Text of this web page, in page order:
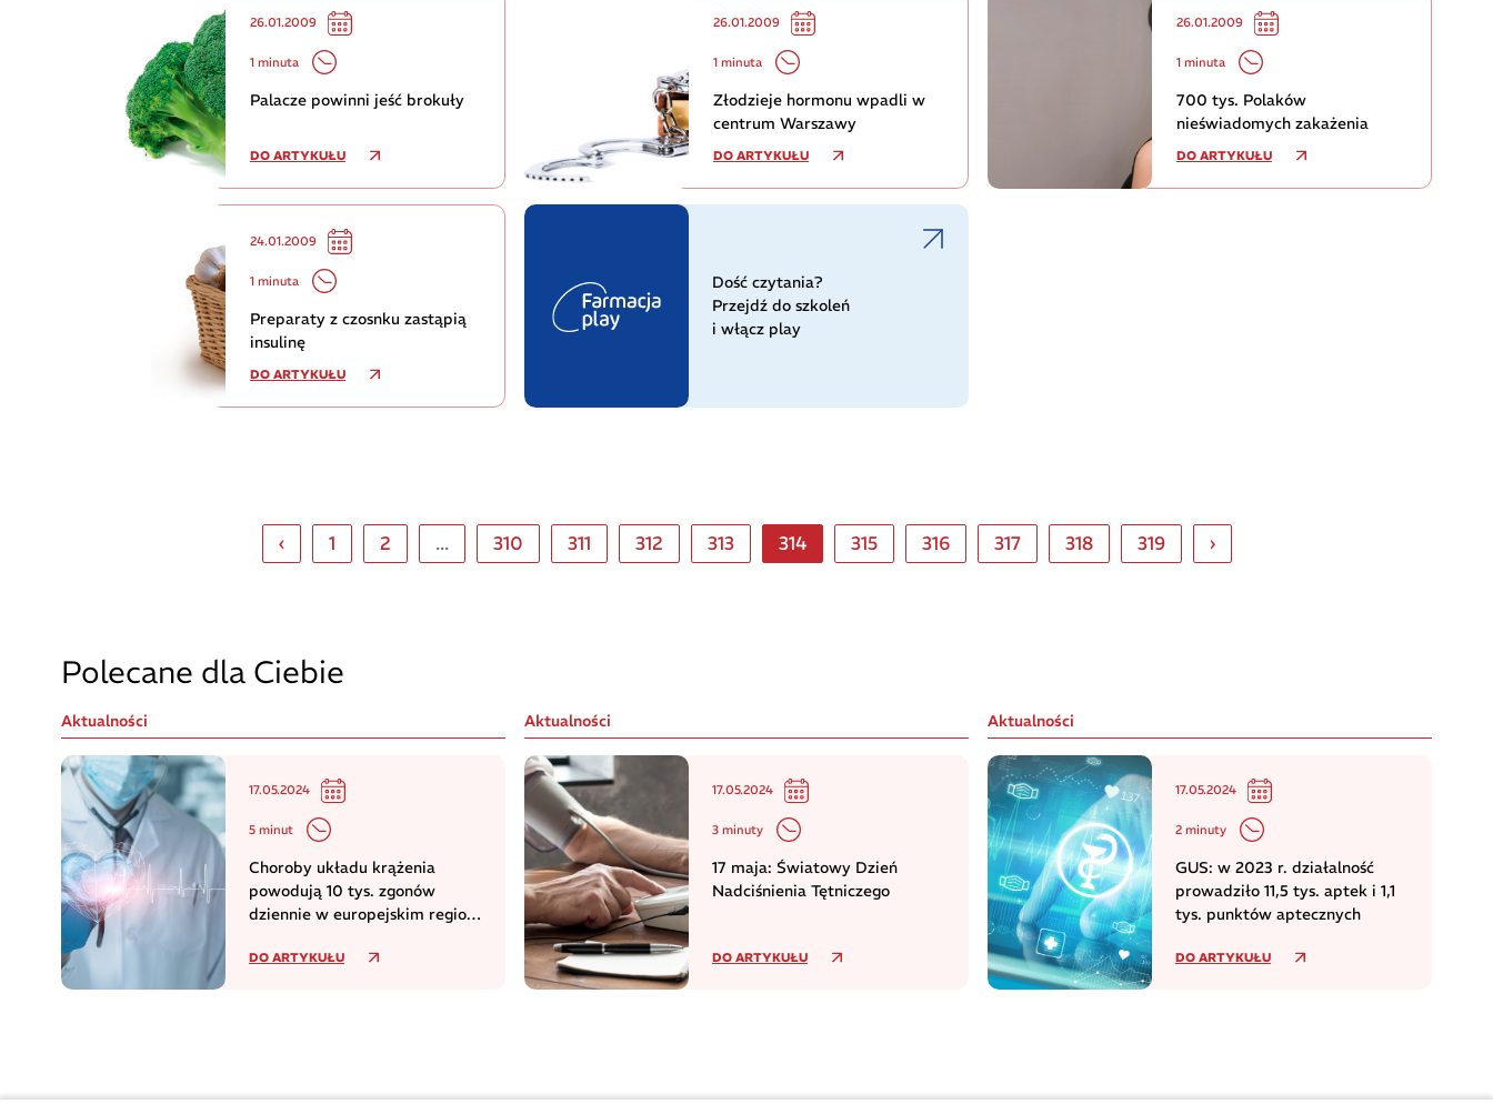
26.01.2009
1 minuta
Palacze powinni jeść brokuły
DO ARTYKUŁU
26.01.2009
1 minuta
Złodzieje hormonu wpadli w
centrum Warszawy
DO ARTYKUŁU
26.01.2009
1 minuta
700 tys. Polaków
nieświadomych zakażenia
DO ARTYKUŁU
24.01.2009
1 minuta
Preparaty z czosnku zastąpią
insulinę
DO ARTYKUŁU
Dość czytania?
Przejdź do szkoleń
i włącz play
‹ 1 2 ... 310 311 312 313 314 315 316 317 318 319 ›
Polecane dla Ciebie
Aktualności
17.05.2024
5 minut
Choroby układu krążenia
powodują 10 tys. zgonów
dziennie w europejskim regionie
DO ARTYKUŁU
Aktualności
17.05.2024
3 minuty
17 maja: Światowy Dzień
Nadciśnienia Tętniczego
DO ARTYKUŁU
Aktualności
17.05.2024
2 minuty
GUS: w 2023 r. działalność
prowadziło 11,5 tys. aptek i 1,1
tys. punktów aptecznych
DO ARTYKUŁU